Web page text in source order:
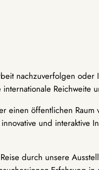
nachzuverfolgen
Reichweite
einen öffentlichen
und
durch unsere